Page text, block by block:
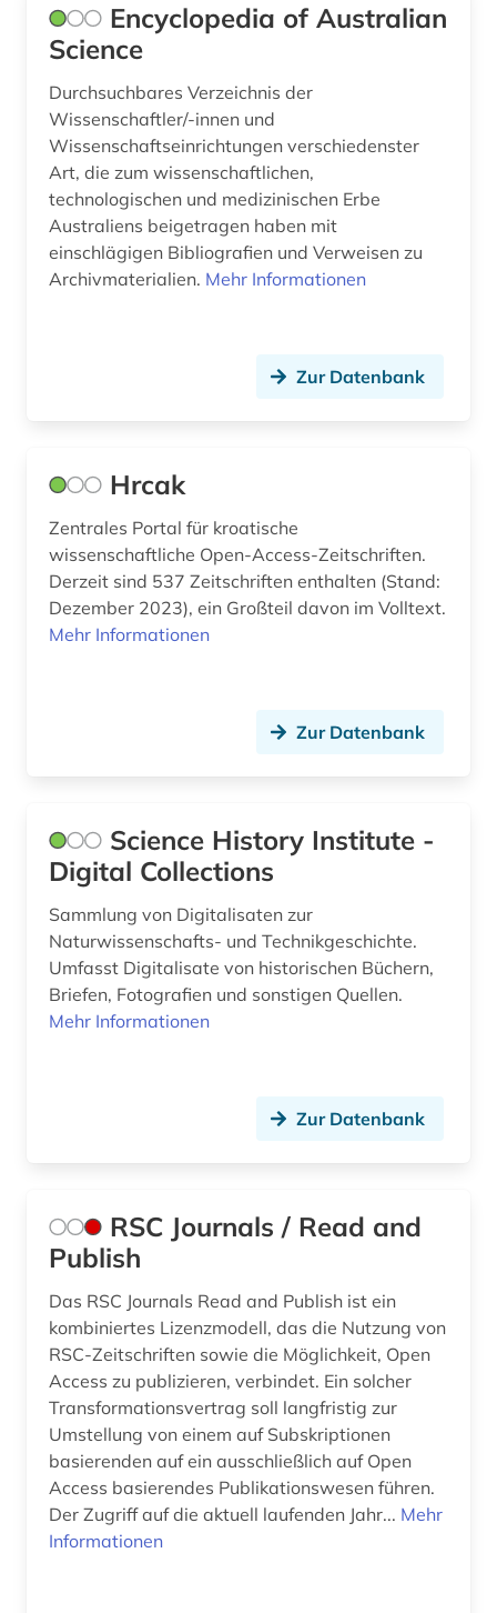
Encyclopedia of Australian
Science
Durchsuchbares Verzeichnis der
Wissenschaftler/-innen und
Wissenschaftseinrichtungen verschiedenster
Art, die zum wissenschaftlichen,
technologischen und medizinischen Erbe
Australiens beigetragen haben mit
einschlägigen Bibliografien und Verweisen zu
Archivmaterialien. Mehr Informationen
Zur Datenbank
Hrcak
Zentrales Portal für kroatische
wissenschaftliche Open-Access-Zeitschriften.
Derzeit sind 537 Zeitschriften enthalten (Stand:
Dezember 2023), ein Großteil davon im Volltext.
Mehr Informationen
Zur Datenbank
Science History Institute -
Digital Collections
Sammlung von Digitalisaten zur
Naturwissenschafts- und Technikgeschichte.
Umfasst Digitalisate von historischen Büchern,
Briefen, Fotografien und sonstigen Quellen.
Mehr Informationen
Zur Datenbank
RSC Journals / Read and
Publish
Das RSC Journals Read and Publish ist ein
kombiniertes Lizenzmodell, das die Nutzung von
RSC-Zeitschriften sowie die Möglichkeit, Open
Access zu publizieren, verbindet. Ein solcher
Transformationsvertrag soll langfristig zur
Umstellung von einem auf Subskriptionen
basierenden auf ein ausschließlich auf Open
Access basierendes Publikationswesen führen.
Der Zugriff auf die aktuell laufenden Jahr... Mehr
Informationen